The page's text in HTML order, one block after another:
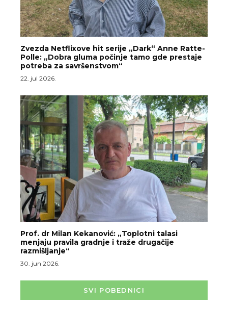
Zvezda Netflixove hit serije „Dark“ Anne Ratte-
Polle: „Dobra gluma počinje tamo gde prestaje
potreba za savršenstvom“
22. jul 2026.
Prof. dr Milan Kekanović: „Toplotni talasi
menjaju pravila gradnje i traže drugačije
razmišljanje“
30. jun 2026.
SVI POBEDNICI